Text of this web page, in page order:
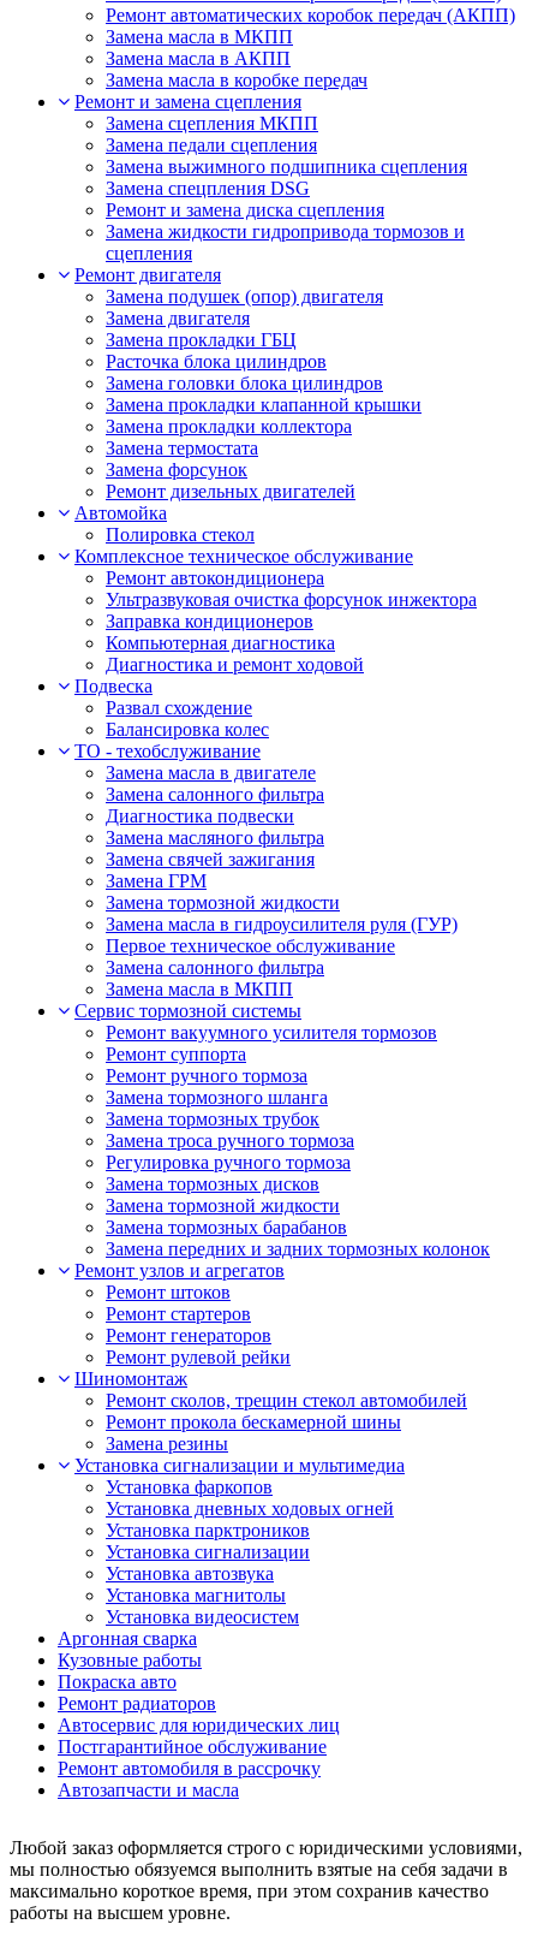
Ремонт автоматических коробок передач (АКПП)
Замена масла в МКПП
Замена масла в АКПП
Замена масла в коробке передач
Ремонт и замена сцепления
Замена сцепления МКПП
Замена педали сцепления
Замена выжимного подшипника сцепления
Замена спецпления DSG
Ремонт и замена диска сцепления
Замена жидкости гидропривода тормозов и
сцепления
Ремонт двигателя
Замена подушек (опор) двигателя
Замена двигателя
Замена прокладки ГБЦ
Расточка блока цилиндров
Замена головки блока цилиндров
Замена прокладки клапанной крышки
Замена прокладки коллектора
Замена термостата
Замена форсунок
Ремонт дизельных двигателей
Автомойка
Полировка стекол
Комплексное техническое обслуживание
Ремонт автокондиционера
Ультразвуковая очистка форсунок инжектора
Заправка кондиционеров
Компьютерная диагностика
Диагностика и ремонт ходовой
Подвеска
Развал схождение
Балансировка колес
ТО - техобслуживание
Замена масла в двигателе
Замена салонного фильтра
Диагностика подвески
Замена масляного фильтра
Замена свячей зажигания
Замена ГРМ
Замена тормозной жидкости
Замена масла в гидроусилителя руля (ГУР)
Первое техническое обслуживание
Замена салонного фильтра
Замена масла в МКПП
Сервис тормозной системы
Ремонт вакуумного усилителя тормозов
Ремонт суппорта
Ремонт ручного тормоза
Замена тормозного шланга
Замена тормозных трубок
Замена троса ручного тормоза
Регулировка ручного тормоза
Замена тормозных дисков
Замена тормозной жидкости
Замена тормозных барабанов
Замена передних и задних тормозных колонок
Ремонт узлов и агрегатов
Ремонт штоков
Ремонт стартеров
Ремонт генераторов
Ремонт рулевой рейки
Шиномонтаж
Ремонт сколов, трещин стекол автомобилей
Ремонт прокола бескамерной шины
Замена резины
Установка сигнализации и мультимедиа
Установка фаркопов
Установка дневных ходовых огней
Установка парктроников
Установка сигнализации
Установка автозвука
Установка магнитолы
Установка видеосистем
Аргонная сварка
Кузовные работы
Покраска авто
Ремонт радиаторов
Автосервис для юридических лиц
Постгарантийное обслуживание
Ремонт автомобиля в рассрочку
Автозапчасти и масла
Любой заказ оформляется строго с юридическими условиями,
мы полностью обязуемся выполнить взятые на себя задачи в
максимально короткое время, при этом сохранив качество
работы на высшем уровне.